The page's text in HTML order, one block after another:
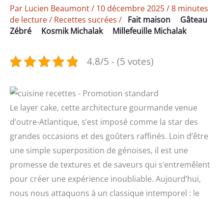
Par Lucien Beaumont/ 10 décembre 2025/8 minutes
de lecture/ Recettes sucrées / Fait maison
Gâteau
Zébré
Kosmik Michalak Millefeuille Michalak
4.8/5 - (5 votes)
Le layer cake, cette architecture gourmande venue
d’outre-Atlantique, s’est imposé comme la star des
grandes occasions et des goûters raffinés. Loin d’être
une simple superposition de génoises, il est une
promesse de textures et de saveurs qui s’entremêlent
pour créer une expérience inoubliable. Aujourd’hui,
nous nous attaquons à un classique intemporel : le